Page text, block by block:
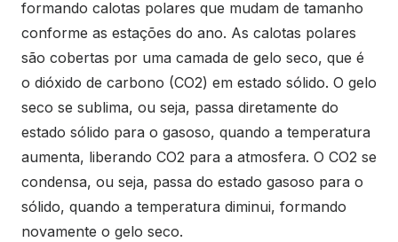
formando calotas polares que mudam de tamanho
conforme as estações do ano. As calotas polares
são cobertas por uma camada de gelo seco, que é
o dióxido de carbono (CO2) em estado sólido. O gelo
seco se sublima, ou seja, passa diretamente do
estado sólido para o gasoso, quando a temperatura
aumenta, liberando CO2 para a atmosfera. O CO2 se
condensa, ou seja, passa do estado gasoso para o
sólido, quando a temperatura diminui, formando
novamente o gelo seco.